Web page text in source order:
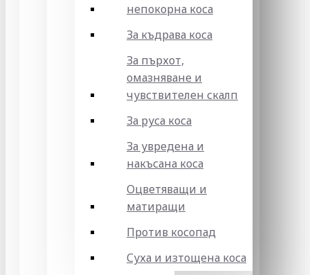
непокорна коса
За къдрава коса
За пърхот,
омазняване и
чувствителен скалп
За руса коса
За увредена и
накъсана коса
Оцветяващи и
матиращи
Против косопад
Суха и изтощена коса